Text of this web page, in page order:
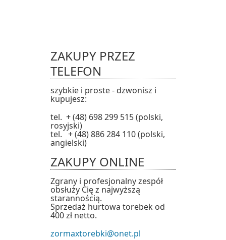
ZAKUPY PRZEZ
TELEFON
szybkie i proste - dzwonisz i
kupujesz:
tel. + (48) 698 299 515 (polski,
rosyjski)
tel. + (48) 886 284 110 (polski,
angielski)
ZAKUPY ONLINE
Zgrany i profesjonalny zespół
obsłuży Cię z najwyższą
starannością.
Sprzedaż hurtowa torebek od
400 zł netto.
zormaxtorebki@onet.pl